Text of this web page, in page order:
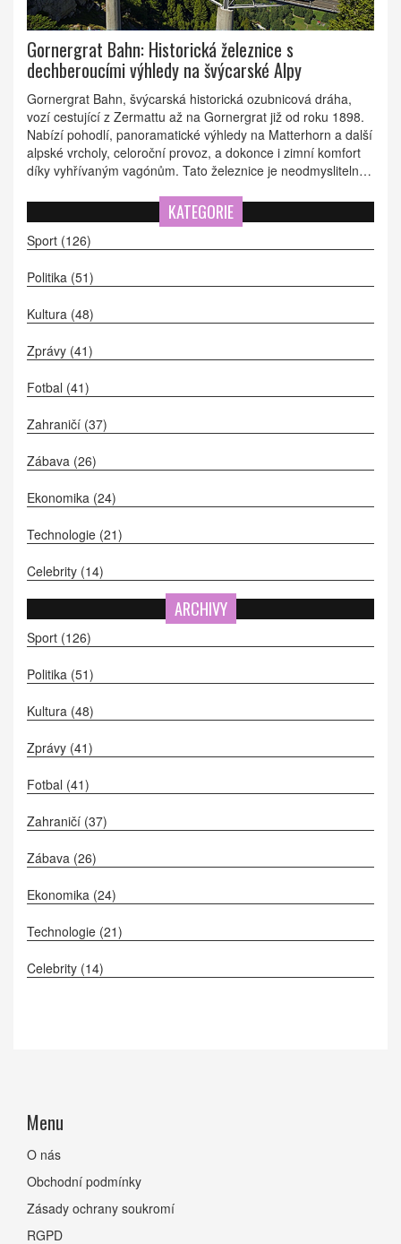
Gornergrat Bahn: Historická železnice s
dechberoucími výhledy na švýcarské Alpy
Gornergrat Bahn, švýcarská historická ozubnicová dráha,
vozí cestující z Zermattu až na Gornergrat již od roku 1898.
Nabízí pohodlí, panoramatické výhledy na Matterhorn a další
alpské vrcholy, celoroční provoz, a dokonce i zimní komfort
díky vyhřívaným vagónům. Tato železnice je neodmyslitelnou
KATEGORIE
Sport (126)
Politika (51)
Kultura (48)
Zprávy (41)
Fotbal (41)
Zahraničí (37)
Zábava (26)
Ekonomika (24)
Technologie (21)
Celebrity (14)
ARCHIVY
Sport (126)
Politika (51)
Kultura (48)
Zprávy (41)
Fotbal (41)
Zahraničí (37)
Zábava (26)
Ekonomika (24)
Technologie (21)
Celebrity (14)
Menu
O nás
Obchodní podmínky
Zásady ochrany soukromí
RGPD